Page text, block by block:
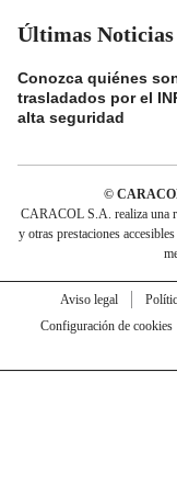
Últimas Noticias
Conozca quiénes
trasladados por el
alta seguridad
©
CARACOL S.A. realiza una
y otras prestaciones
Aviso legal
Configuración de cookies